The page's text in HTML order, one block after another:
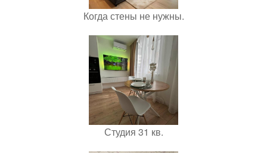
Когда стены не нужны.
Студия 31 кв.